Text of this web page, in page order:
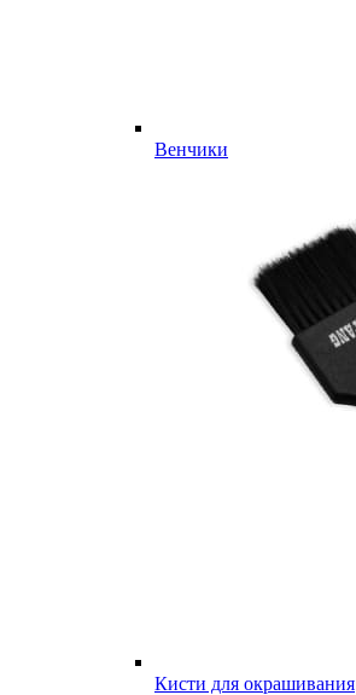
Венчики
Кисти для окрашивания